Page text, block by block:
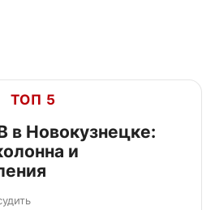
ТОП 5
в Новокузнецке:
и